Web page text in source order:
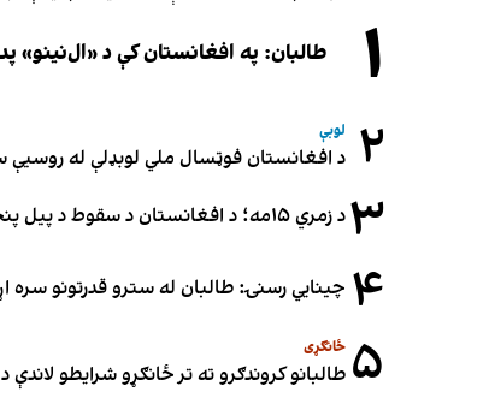
۱ طالبان: په افغانستان کې د
۲ لوبې
د افغانستان فوټسال ملي لوبډلې له روسیې سره لوبه ۳-
۳د زمري ۱۵مه؛ د افغانستان د سقوط د پیل پنځه کاله او دوامدارې ننګونې
۴ چینایي رسنۍ: طالبان له سترو قدرتونو سره
۵ ځانګړی
طالبانو کروندګرو ته تر ځانګړو شرایطو لاندې